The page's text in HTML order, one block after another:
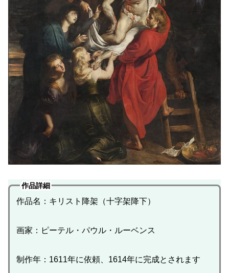
作品詳細
作品名：キリスト降架（十字架降下）
画家：ピーテル・パウル・ルーベンス
制作年：1611年に依頼、1614年に完成とされます